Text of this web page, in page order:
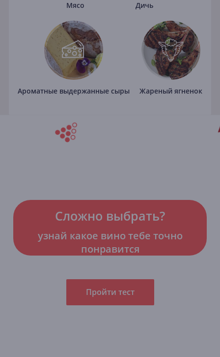
Мясо Дичь
Ароматные выдержанные сыры Жареный ягненок
Сложно выбрать?
узнай какое вино тебе точно
понравится
Пройти тест